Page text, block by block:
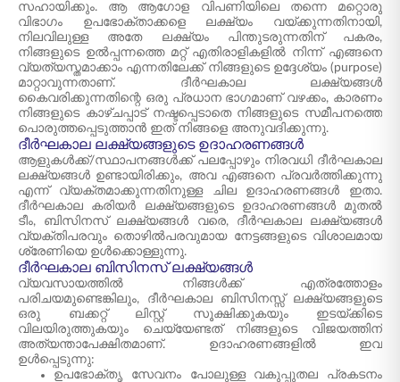
സഹായിക്കും. ആ ആഗോള വിപണിയിലെ തന്നെ മറ്റൊരു
വിഭാഗം ഉപഭോക്താക്കളെ ലക്ഷ്യം വയ്ക്കുന്നതിനായി,
നിലവിലുള്ള അതേ ലക്ഷ്യം പിന്തുടരുന്നതിന് പകരം,
നിങ്ങളുടെ ഉൽപ്പന്നത്തെ മറ്റ് എതിരാളികളിൽ നിന്ന് എങ്ങനെ
വ്യത്യസ്തമാക്കാം എന്നതിലേക്ക് നിങ്ങളുടെ ഉദ്ദേശ്യം (purpose)
മാറ്റാവുന്നതാണ്. ദീർഘകാല ലക്ഷ്യങ്ങൾ
കൈവരിക്കുന്നതിന്റെ ഒരു പ്രധാന ഭാഗമാണ് വഴക്കം, കാരണം
നിങ്ങളുടെ കാഴ്ചപ്പാട് നഷ്ടപ്പെടാതെ നിങ്ങളുടെ സമീപനത്തെ
പൊരുത്തപ്പെടുത്താൻ ഇത് നിങ്ങളെ അനുവദിക്കുന്നു.
ദീർഘകാല ലക്ഷ്യങ്ങളുടെ ഉദാഹരണങ്ങൾ
ആളുകൾക്ക്/സ്ഥാപനങ്ങൾക്ക് പലപ്പോഴും നിരവധി ദീർഘകാല
ലക്ഷ്യങ്ങൾ ഉണ്ടായിരിക്കും, അവ എങ്ങനെ പ്രവർത്തിക്കുന്നു
എന്ന് വ്യക്തമാക്കുന്നതിനുള്ള ചില ഉദാഹരണങ്ങൾ ഇതാ.
ദീർഘകാല കരിയർ ലക്ഷ്യങ്ങളുടെ ഉദാഹരണങ്ങൾ മുതൽ
ടീം, ബിസിനസ് ലക്ഷ്യങ്ങൾ വരെ, ദീർഘകാല ലക്ഷ്യങ്ങൾ
വ്യക്തിപരവും തൊഴിൽപരവുമായ നേട്ടങ്ങളുടെ വിശാലമായ
ശ്രേണിയെ ഉൾക്കൊള്ളുന്നു.
ദീർഘകാല ബിസിനസ് ലക്ഷ്യങ്ങൾ
വ്യവസായത്തിൽ നിങ്ങൾക്ക് എത്രത്തോളം
പരിചയമുണ്ടെങ്കിലും, ദീർഘകാല ബിസിനസ്സ് ലക്ഷ്യങ്ങളുടെ
ഒരു ബക്കറ്റ് ലിസ്റ്റ് സൂക്ഷിക്കുകയും ഇടയ്ക്കിടെ
വിലയിരുത്തുകയും ചെയ്യേണ്ടത് നിങ്ങളുടെ വിജയത്തിന്
അത്യന്താപേക്ഷിതമാണ്. ഉദാഹരണങ്ങളിൽ ഇവ
ഉൾപ്പെടുന്നു:
ഉപഭോക്തൃ സേവനം പോലുള്ള വകുപ്പുതല പ്രകടനം